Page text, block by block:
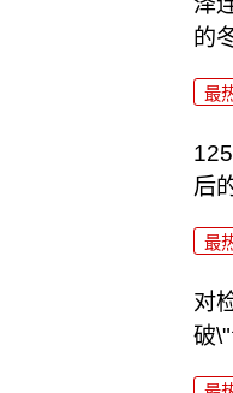
的
最
后
最
对
破